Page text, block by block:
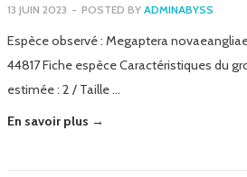
13 JUIN 2023 - POSTED BY ADMINABYSS
Espèce observé : Megaptera
44817 Fiche espèce Caractéristiques du
estimée : 2 / Taille …
En savoir plus →